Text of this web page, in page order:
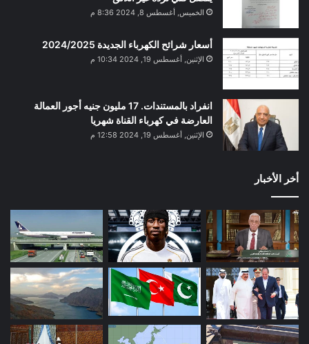
الخميس, أغسطس 8, 2024 8:36 م
أسعار شرائح الكهرباء الجديدة 2024/2025
الإثنين, أغسطس 19, 2024 10:34 م
انفراد بالمستندات. 17 مليون جنيه أجور العمالة
العارضة في كهرباء القناة شهريا
الإثنين, أغسطس 19, 2024 12:58 م
أخر الأخبار